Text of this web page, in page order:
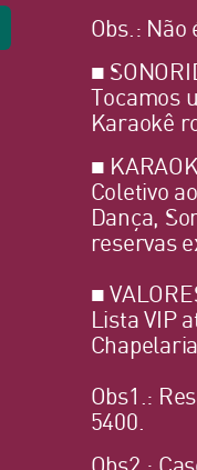
Obs.:
■
Karaokê
■
Coletivo
Dança,
reservas
■
Lista VIP
Obs1.:
5400.